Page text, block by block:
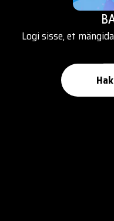
Logi sisse, et